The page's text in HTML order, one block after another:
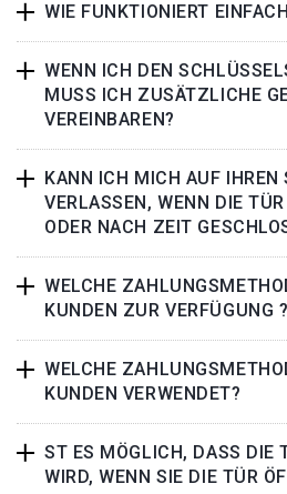
WIE FUNKTIONIERT
WENN ICH DEN
MUSS ICH ZUSÄTZLICHE
VEREINBAREN?
KANN ICH MICH AUF IHREN
VERLASSEN, WENN DIE
ODER NACH ZEIT
WELCHE
KUNDEN ZUR VERFÜGUNG ?
WELCHE
KUNDEN VERWENDET?
ST ES MÖGLICH, DASS DIE
WIRD, WENN SIE DIE TÜR